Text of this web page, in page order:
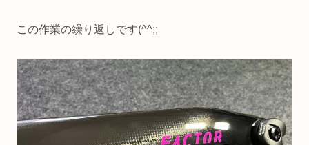
この作業の繰り返しです(^^;;